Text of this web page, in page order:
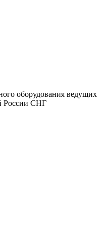
оборудования ведущих
России СНГ